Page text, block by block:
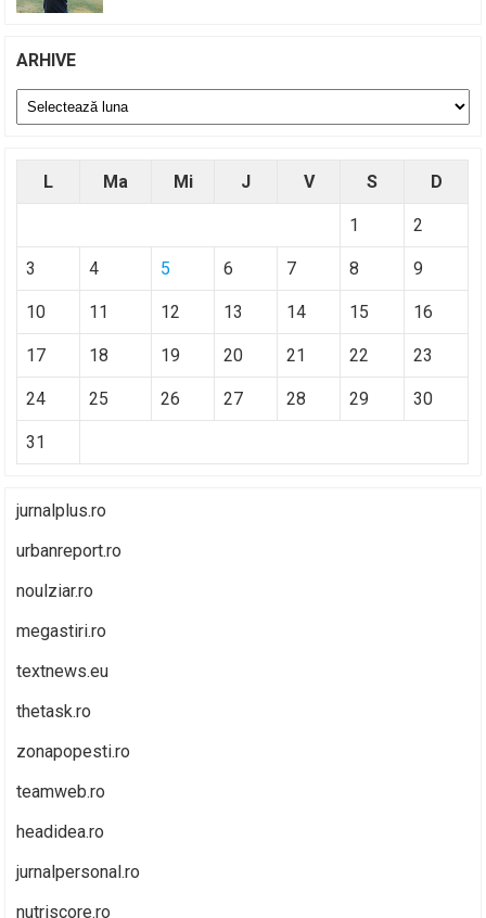
ARHIVE
Arhive
L Ma Mi J V S D
1 2
3 4 5 6 7 8 9
10 11 12 13 14 15 16
17 18 19 20 21 22 23
24 25 26 27 28 29 30
31
jurnalplus.ro
urbanreport.ro
noulziar.ro
megastiri.ro
textnews.eu
thetask.ro
zonapopesti.ro
teamweb.ro
headidea.ro
jurnalpersonal.ro
nutriscore.ro